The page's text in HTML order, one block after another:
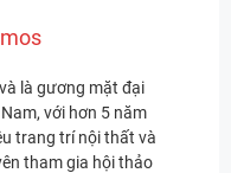
là gương mặt đại
với hơn 5 năm
trang trí nội thất và
tham gia hội thảo